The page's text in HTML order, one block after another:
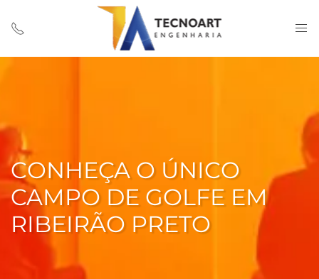
CONHEÇA O ÚNICO
CAMPO DE GOLFE EM
RIBEIRÃO PRETO